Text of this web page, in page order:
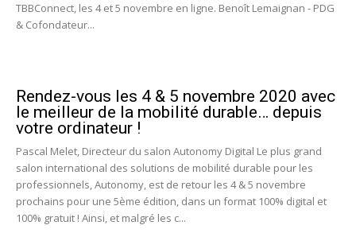
TBBConnect, les 4 et 5 novembre en ligne. Benoît Lemaignan - PDG
& Cofondateur...
Rendez-vous les 4 & 5 novembre 2020 avec
le meilleur de la mobilité durable… depuis
votre ordinateur !
Pascal Melet, Directeur du salon Autonomy Digital Le plus grand
salon international des solutions de mobilité durable pour les
professionnels, Autonomy, est de retour les 4 & 5 novembre
prochains pour une 5ème édition, dans un format 100% digital et
100% gratuit ! Ainsi, et malgré les c...